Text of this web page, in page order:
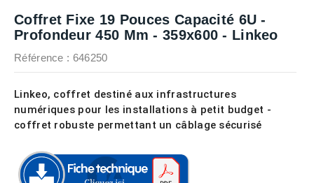
Coffret Fixe 19 Pouces Capacité 6U -
Profondeur 450 Mm - 359x600 - Linkeo
Référence : 646250
Linkeo, coffret destiné aux infrastructures
numériques pour les installations à petit budget -
coffret robuste permettant un câblage sécurisé